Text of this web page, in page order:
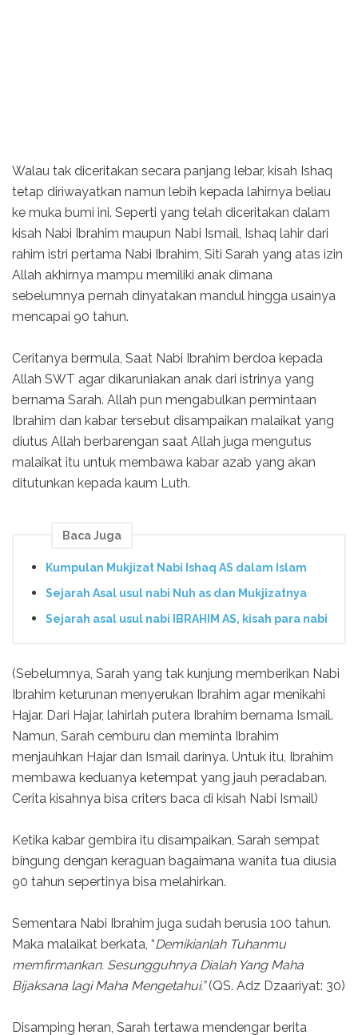
Walau tak diceritakan secara panjang lebar, kisah Ishaq
tetap diriwayatkan namun lebih kepada lahirnya beliau
ke muka bumi ini. Seperti yang telah diceritakan dalam
kisah Nabi Ibrahim maupun Nabi Ismail, Ishaq lahir dari
rahim istri pertama Nabi Ibrahim, Siti Sarah yang atas izin
Allah akhirnya mampu memiliki anak dimana
sebelumnya pernah dinyatakan mandul hingga usainya
mencapai 90 tahun.
Ceritanya bermula, Saat Nabi Ibrahim berdoa kepada
Allah SWT agar dikaruniakan anak dari istrinya yang
bernama Sarah. Allah pun mengabulkan permintaan
Ibrahim dan kabar tersebut disampaikan malaikat yang
diutus Allah berbarengan saat Allah juga mengutus
malaikat itu untuk membawa kabar azab yang akan
ditutunkan kepada kaum Luth.
Baca Juga
Kumpulan Mukjizat Nabi Ishaq AS dalam Islam
Sejarah Asal usul nabi Nuh as dan Mukjizatnya
Sejarah asal usul nabi IBRAHIM AS, kisah para nabi
(Sebelumnya, Sarah yang tak kunjung memberikan Nabi
Ibrahim keturunan menyerukan Ibrahim agar menikahi
Hajar. Dari Hajar, lahirlah putera Ibrahim bernama Ismail.
Namun, Sarah cemburu dan meminta Ibrahim
menjauhkan Hajar dan Ismail darinya. Untuk itu, Ibrahim
membawa keduanya ketempat yang jauh peradaban.
Cerita kisahnya bisa criters baca di kisah Nabi Ismail)
Ketika kabar gembira itu disampaikan, Sarah sempat
bingung dengan keraguan bagaimana wanita tua diusia
90 tahun sepertinya bisa melahirkan.
Sementara Nabi Ibrahim juga sudah berusia 100 tahun.
Maka malaikat berkata, “Demikianlah Tuhanmu
memfirmankan. Sesungguhnya Dialah Yang Maha
Bijaksana lagi Maha Mengetahui.”(QS. Adz Dzaariyat: 30)
Disamping heran, Sarah tertawa mendengar berita